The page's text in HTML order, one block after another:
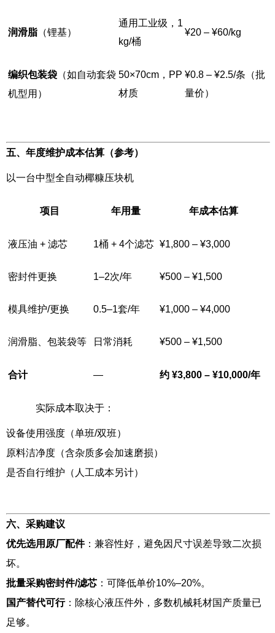
润滑脂 （锂基）
通用工业级，1
kg/桶
¥20 – ¥60/kg
编织包装袋 （如自动套袋
机型用）
50×70cm，PP
材质
¥0.8 – ¥2.5/条（批
量价）
五、年度维护成本估算（参考）
以一台中型全自动椰糠压块机
项目 年用量 年成本估算
液压油 + 滤芯 1桶 + 4个滤芯 ¥1,800 – ¥3,000
密封件更换 1–2次/年 ¥500 – ¥1,500
模具维护/更换 0.5–1套/年 ¥1,000 – ¥4,000
润滑脂、包装袋等 日常消耗 ¥500 – ¥1,500
合计 — 约 ¥3,800 – ¥10,000/年
实际成本取决于：
设备使用强度（单班/双班）
原料洁净度（含杂质多会加速磨损）
是否自行维护（人工成本另计）
六、采购建议
优先选用原厂配件：兼容性好，避免因尺寸误差导致二次损
坏。
批量采购密封件/滤芯 ：可降低单价10%–20%。
国产替代可行：除核心液压件外，多数机械耗材国产质量已
足够。